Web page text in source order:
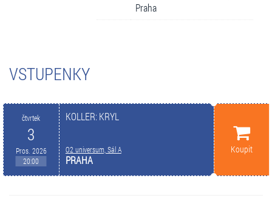
Praha
VSTUPENKY
čtvrtek
3
Pros. 2026
20:00
KOLLER: KRYL
O2 universum, Sál A
PRAHA
Koupit